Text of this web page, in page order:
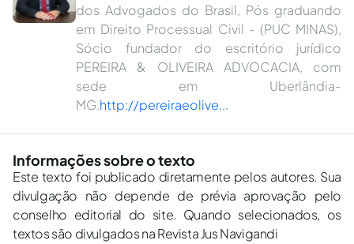
dos Advogados do Brasil, Pós graduando
em Direito Processual Civil - (PUC MINAS),
Sócio fundador do escritório jurídico
PEREIRA & OLIVEIRA ADVOCACIA, com
sede em Uberlândia-
MG.http://pereiraeolive...
Informações sobre o texto
Este texto foi publicado diretamente pelos autores. Sua
divulgação não depende de prévia aprovação pelo
conselho editorial do site. Quando selecionados, os
textos são divulgados na Revista Jus Navigandi